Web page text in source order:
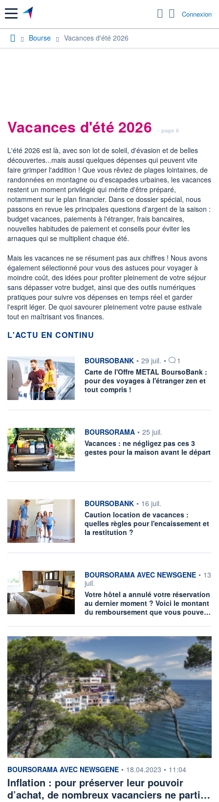
Menu Connexion
Bourse Vacances d'été 2026
Vacances d'été 2026 - page 6
L'été 2026 est là, avec son lot de soleil, d'évasion et de belles
découvertes...mais aussi quelques dépenses qui peuvent vite
faire grimper l'addition ! Que vous rêviez de plages lointaines, de
randonnées en montagne ou d'escapades urbaines, les vacances
restent un moment privilégié qui mérite d'être préparé,
notamment sur le plan financier. Dans ce dossier spécial, nous
passons en revue les principales questions d'argent de la saison :
budget vacances, paiements à l'étranger, frais bancaires,
nouvelles habitudes de paiement et conseils pour éviter les
arnaques qui se multiplient chaque été.
Mais les vacances ne se résument pas aux chiffres ! Nous avons
également sélectionné pour vous des astuces pour voyager à
moindre coût, des idées pour profiter pleinement de votre séjour
sans dépasser votre budget, ainsi que des outils numériques
pratiques pour suivre vos dépenses en temps réel et garder
l'esprit léger. De quoi savourer pleinement votre pause estivale
tout en maîtrisant vos finances.
L'ACTU EN CONTINU
information fournie par
BOURSOBANK • 29 juil. •
1
Carte de l'Offre METAL BoursoBank :
pour des voyages à l'étranger zen et
tout compris !
information fournie par
BOURSORAMA • 25 juil.
Vacances : ne négligez pas ces 3
gestes pour la maison avant le départ
information fournie par
BOURSOBANK • 16 juil.
Caution location de vacances :
quelles règles pour l'encaissement et
la restitution ?
information fournie par
BOURSORAMA AVEC NEWSGENE • 13
juil.
Votre hôtel a annulé votre réservation
au dernier moment ? Voici le montant
du remboursement que vous pouve…
information fournie par
BOURSORAMA AVEC NEWSGENE • 18.04.2023 • 11:04
Inflation : pour préserver leur pouvoir
d’achat, de nombreux vacanciers ne parti…